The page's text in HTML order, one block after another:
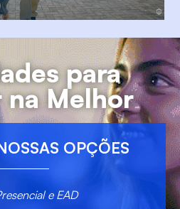
para
na Melhor
OPÇÕES
e EAD